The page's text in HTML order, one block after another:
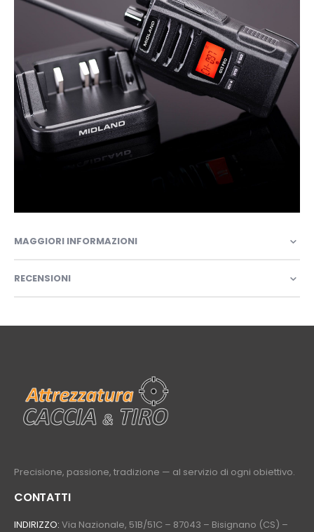
MAGGIORI INFORMAZIONI
RECENSIONI
Precisione, passione, tradizione — al servizio di ogni obiettivo.
CONTATTI
INDIRIZZO: Via Nazionale, 51B/51C – 87043 – Bisignano (CS) –